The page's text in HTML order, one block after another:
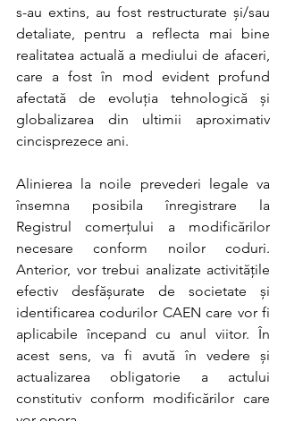
s-au extins, au fost restructurate și/sau
detaliate, pentru a reflecta mai bine
realitatea actuală a mediului de afaceri,
care a fost în mod evident profund
afectată de evoluția tehnologică și
globalizarea din ultimii aproximativ
cincisprezece ani.
Alinierea la noile prevederi legale va
însemna posibila înregistrare la
Registrul comerțului a modificărilor
necesare conform noilor coduri.
Anterior, vor trebui analizate activitățile
efectiv desfășurate de societate și
identificarea codurilor CAEN care vor fi
aplicabile începand cu anul viitor. În
acest sens, va fi avută în vedere și
actualizarea obligatorie a actului
constitutiv conform modificărilor care